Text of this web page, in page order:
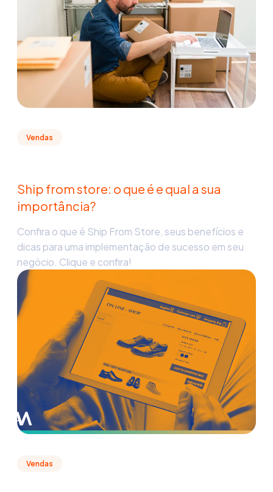
Vendas
Ship from store: o que é e qual a sua
importância?
Confira o que é Ship From Store, seus benefícios e
dicas para uma implementação de sucesso em seu
negócio. Clique e confira!
Vendas